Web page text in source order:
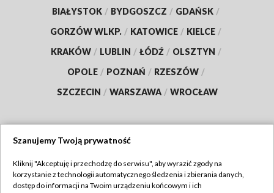
BIAŁYSTOK / BYDGOSZCZ / GDAŃSK /
GORZÓW WLKP. / KATOWICE / KIELCE /
KRAKÓW / LUBLIN / ŁÓDŹ / OLSZTYN /
OPOLE / POZNAŃ / RZESZÓW /
SZCZECIN / WARSZAWA / WROCŁAW
TVP
Szanujemy Twoją prywatność
Kliknij "Akceptuję i przechodzę do serwisu", aby wyrazić zgody na
korzystanie z technologii automatycznego śledzenia i zbierania danych,
dostęp do informacji na Twoim urządzeniu końcowym i ich